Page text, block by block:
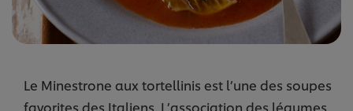
Le Minestrone aux tortellinis est l’une des soupes
favorites des Italiens. L’association des légumes,